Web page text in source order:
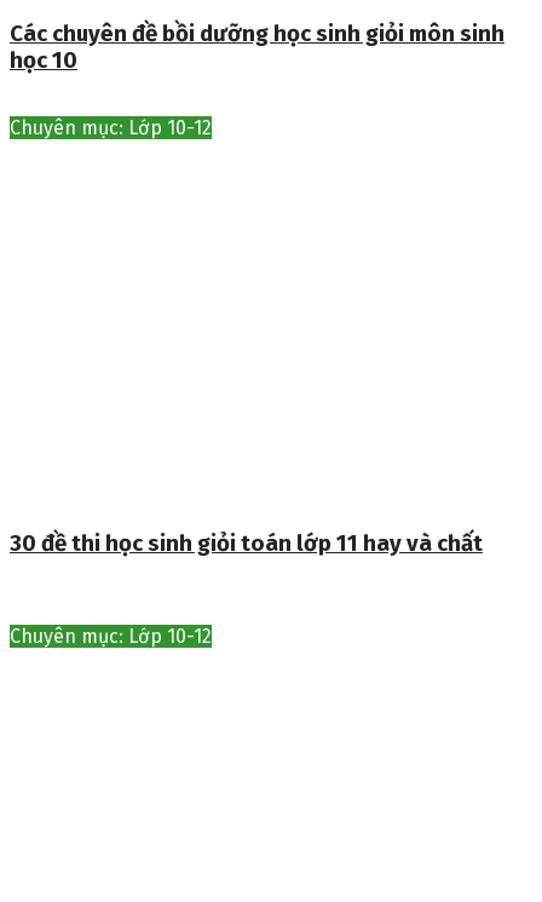
Các chuyên đề bồi dưỡng học sinh giỏi môn sinh
học 10
Chuyên mục: Lớp 10-12
30 đề thi học sinh giỏi toán lớp 11 hay và chất
Chuyên mục: Lớp 10-12